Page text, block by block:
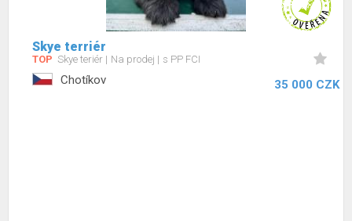
Skye terriér
TOP Skye teriér Na prodej s PP FCI
Chotíkov 35 000 CZK